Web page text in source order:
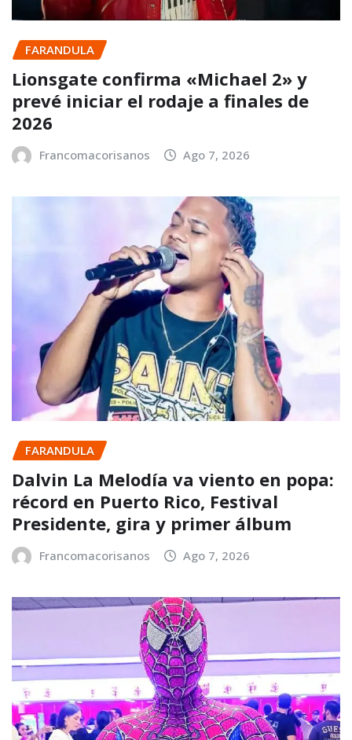
FARANDULA
Lionsgate confirma «Michael 2» y
prevé iniciar el rodaje a finales de
2026
Francomacorisanos Ago 7, 2026
FARANDULA
Dalvin La Melodía va viento en popa:
récord en Puerto Rico, Festival
Presidente, gira y primer álbum
Francomacorisanos Ago 7, 2026